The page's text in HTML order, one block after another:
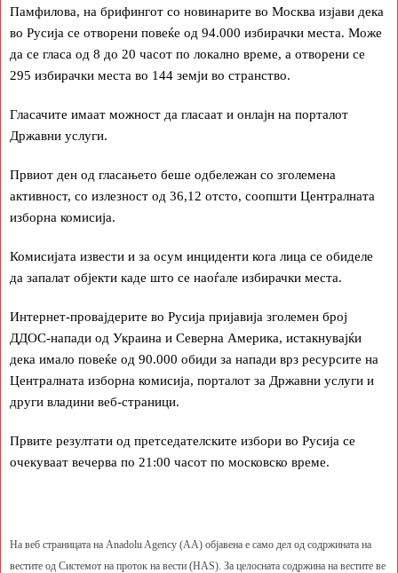
Памфилова, на брифингот со новинарите во Москва изјави дека
во Русија се отворени повеќе од 94.000 избирачки места. Може
да се гласа од 8 до 20 часот по локално време, а отворени се
295 избирачки места во 144 земји во странство.
Гласачите имаат можност да гласаат и онлајн на порталот
Државни услуги.
Првиот ден од гласањето беше одбележан со зголемена
активност, со излезност од 36,12 отсто, соопшти Централната
изборна комисија.
Комисијата извести и за осум инциденти кога лица се обиделе
да запалат објекти каде што се наоѓале избирачки места.
Интернет-провајдерите во Русија пријавија зголемен број
ДДОС-напади од Украина и Северна Америка, истакнувајќи
дека имало повеќе од 90.000 обиди за напади врз ресурсите на
Централната изборна комисија, порталот за Државни услуги и
други владини веб-страници.
Првите резултати од претседателските избори во Русија се
очекуваат вечерва по 21:00 часот по московско време.
На веб страницата на Anadolu Agency (AA) објавена е само дел од содржината на
вестите од Системот на проток на вести (HAS). За целосната содржина на вестите ве